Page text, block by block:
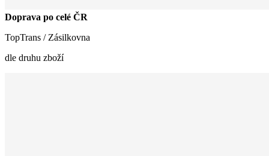
Doprava po celé ČR
TopTrans / Zásilkovna
dle druhu zboží